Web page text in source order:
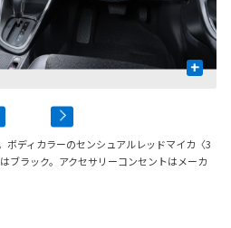
+
ディカラーのセンシュアルレッドマイカ〈3
ブラック。アクセサリーコンセントはメーカ